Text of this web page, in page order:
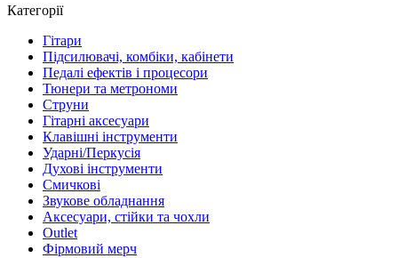
Категорії
Гітари
Підсилювачі, комбіки, кабінети
Педалі ефектів і процесори
Тюнери та метрономи
Струни
Гітарні аксесуари
Клавішні інструменти
Ударні/Перкусія
Духові інструменти
Смичкові
Звукове обладнання
Аксесуари, стійки та чохли
Outlet
Фірмовий мерч